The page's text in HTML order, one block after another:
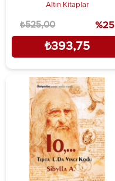
Altın Kitaplar
₺393,75
₺525,00 %25